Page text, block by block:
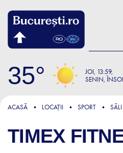
35 JOI 13:59
SENIN,
ACASĂ LOCAȚII SPORT
TIMEX